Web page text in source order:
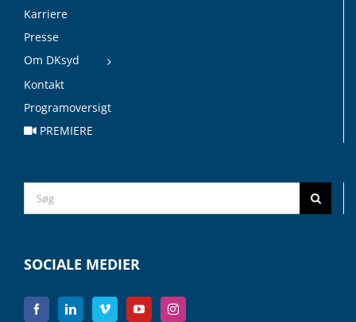
Karriere
Presse
Om DKsyd
Kontakt
Programoversigt
PREMIERE
Search
for:
SOCIALE MEDIER